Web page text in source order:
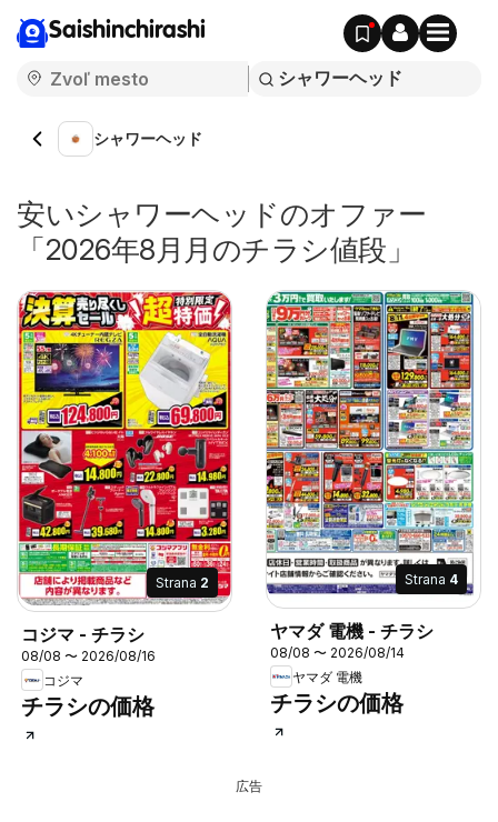
Saishinchirashi
シャワーヘッド
安いシャワーヘッドのオファー
「2026年8月月のチラシ値段」
Strana 2
コジマ - チラシ
08/08 〜 2026/08/16
コジマ
チラシの価格
Strana 4
ヤマダ 電機 - チラシ
08/08 〜 2026/08/14
ヤマダ 電機
チラシの価格
広告